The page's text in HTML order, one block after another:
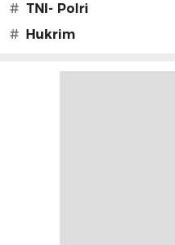
# TNI- Polri
# Hukrim